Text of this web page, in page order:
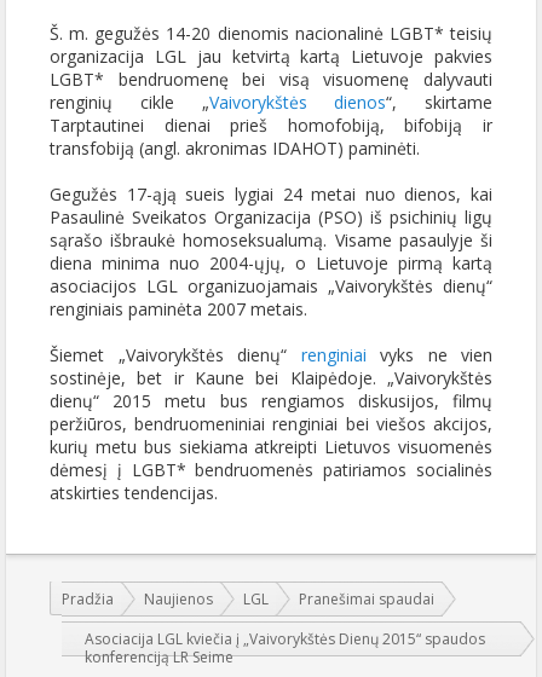
Š. m. gegužės 14-20 dienomis nacionalinė LGBT* teisių
organizacija LGL jau ketvirtą kartą Lietuvoje pakvies
LGBT* bendruomenę bei visą visuomenę dalyvauti
renginių cikle „Vaivorykštės dienos“, skirtame
Tarptautinei dienai prieš homofobiją, bifobiją ir
transfobiją (angl. akronimas IDAHOT) paminėti.
Gegužės 17-ąją sueis lygiai 24 metai nuo dienos, kai
Pasaulinė Sveikatos Organizacija (PSO) iš psichinių ligų
sąrašo išbraukė homoseksualumą. Visame pasaulyje ši
diena minima nuo 2004-ųjų, o Lietuvoje pirmą kartą
asociacijos LGL organizuojamais „Vaivorykštės dienų“
renginiais paminėta 2007 metais.
Šiemet „Vaivorykštės dienų“ renginiai vyks ne vien
sostinėje, bet ir Kaune bei Klaipėdoje. „Vaivorykštės
dienų“ 2015 metu bus rengiamos diskusijos, filmų
peržiūros, bendruomeniniai renginiai bei viešos akcijos,
kurių metu bus siekiama atkreipti Lietuvos visuomenės
dėmesį į LGBT* bendruomenės patiriamos socialinės
atskirties tendencijas.
Jūs esate čia:
Pradžia Naujienos LGL
Pranešimai spaudai
Asociacija LGL kviečia į „Vaivorykštės Dienų 2015“ spaudos
konferenciją LR Seime